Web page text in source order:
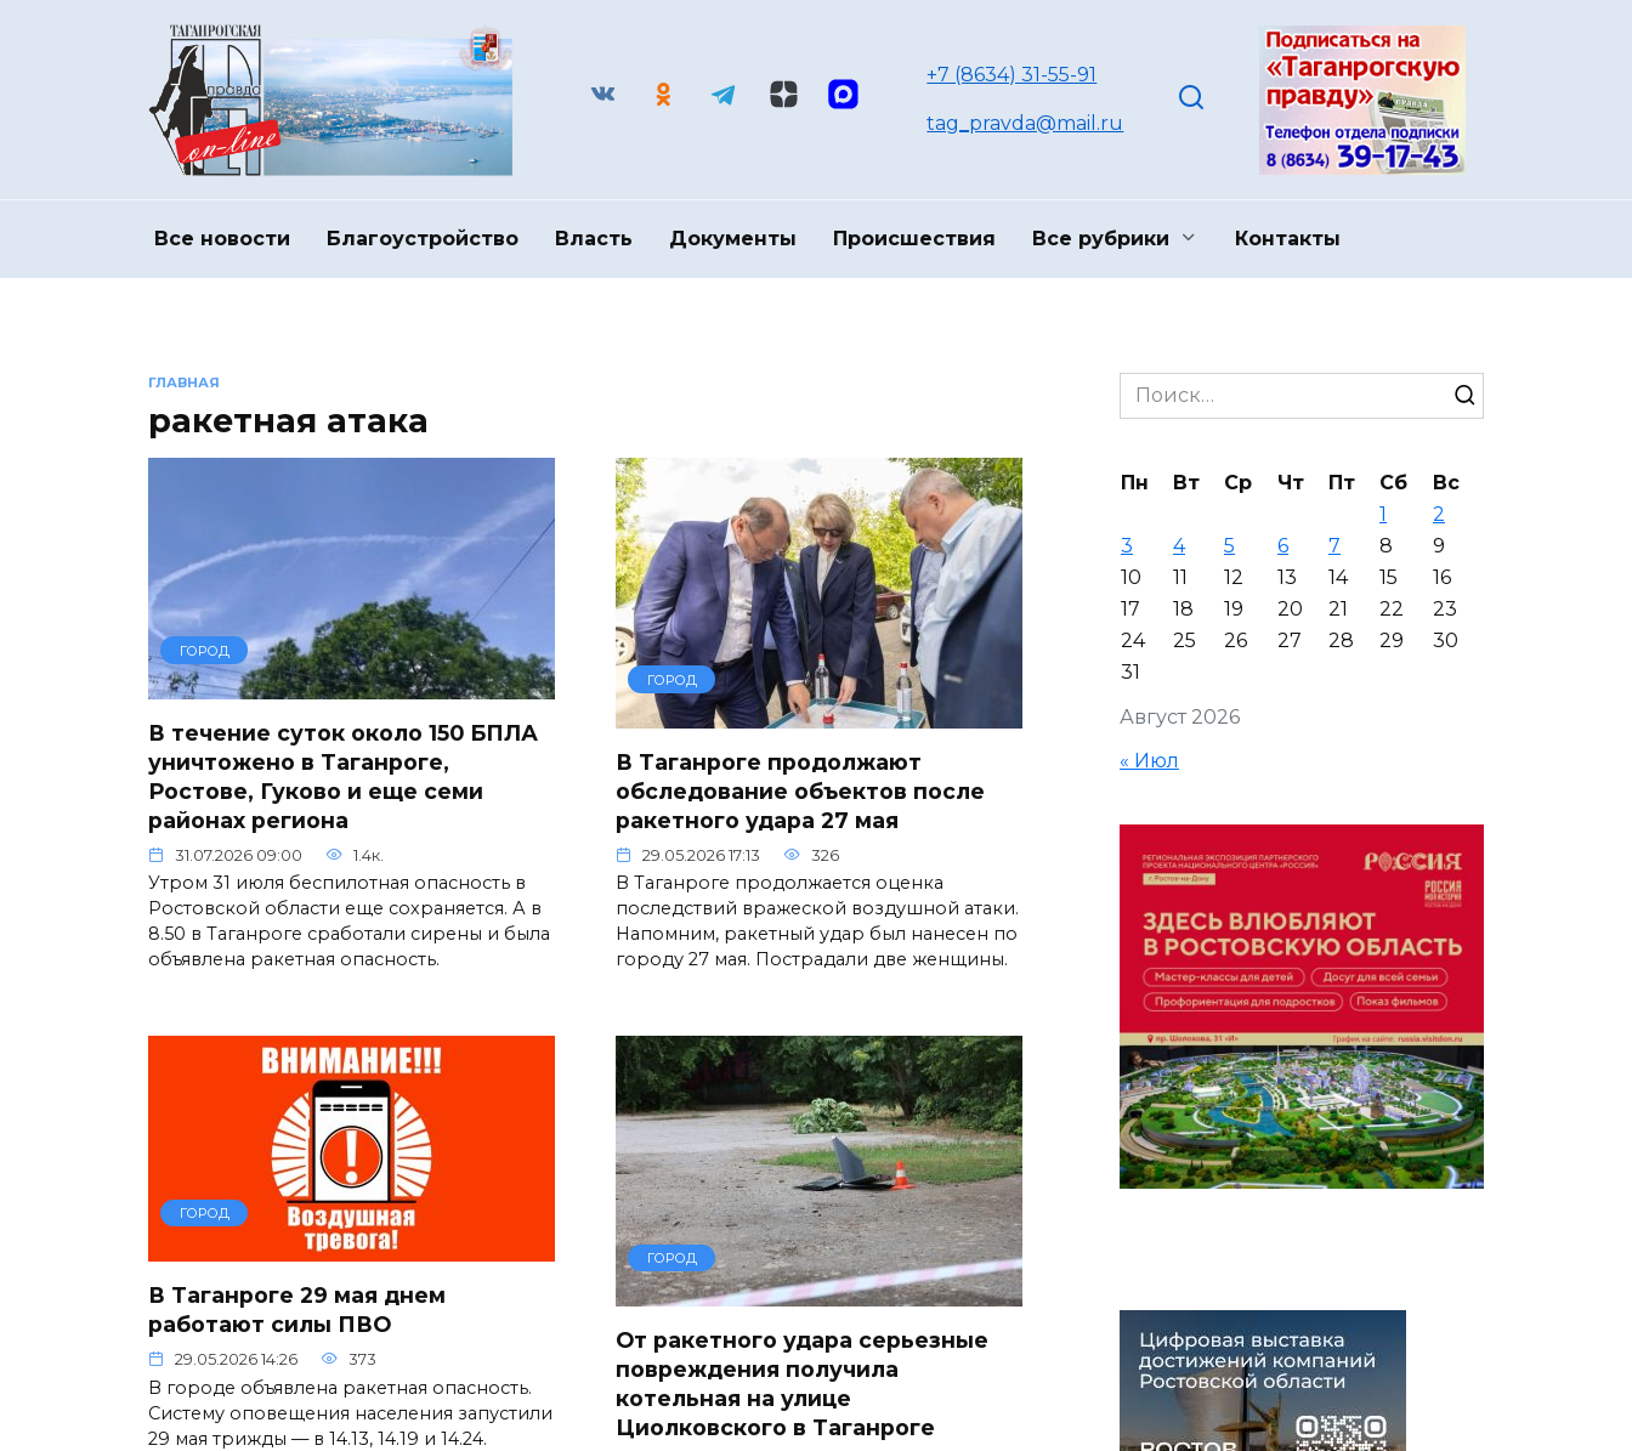
+7 (8634) 31-55-91
tag_pravda@mail.ru
Все новости Благоустройство Власть Документы Происшествия Все рубрики Контакты
ГЛАВНАЯ
ракетная атака
ГОРОД
В течение суток около 150 БПЛА
уничтожено в Таганроге,
Ростове, Гуково и еще семи
районах региона
31.07.2026 09:00 1.4к.
Утром 31 июля беспилотная опасность в
Ростовской области еще сохраняется. А в
8.50 в Таганроге сработали сирены и была
объявлена ракетная опасность.
ГОРОД
В Таганроге продолжают
обследование объектов после
ракетного удара 27 мая
29.05.2026 17:13 326
В Таганроге продолжается оценка
последствий вражеской воздушной атаки.
Напомним, ракетный удар был нанесен по
городу 27 мая. Пострадали две женщины.
ГОРОД
В Таганроге 29 мая днем
работают силы ПВО
29.05.2026 14:26 373
В городе объявлена ракетная опасность.
Систему оповещения населения запустили
29 мая трижды — в 14.13, 14.19 и 14.24.
ГОРОД
От ракетного удара серьезные
повреждения получила
котельная на улице
Циолковского в Таганроге
Search
for:
Август 2026
Пн Вт Ср Чт Пт Сб
Вс
1
2
3
4 5 6 7 8
9
10
11 12 13 14 15
16
17
18 19 20 21 22
23
24
25 26 27 28 29
30
31
« Июл